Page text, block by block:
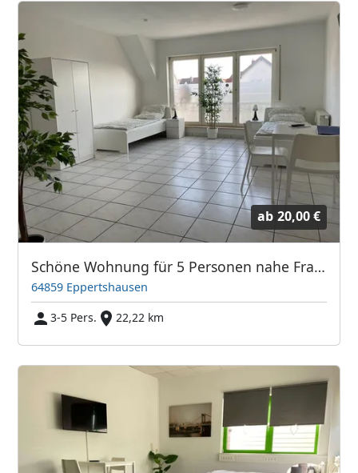
ab 20,00 €
Schöne Wohnung für 5 Personen nahe Frankfurt
64859 Eppertshausen
3-5 Pers.
22,22 km